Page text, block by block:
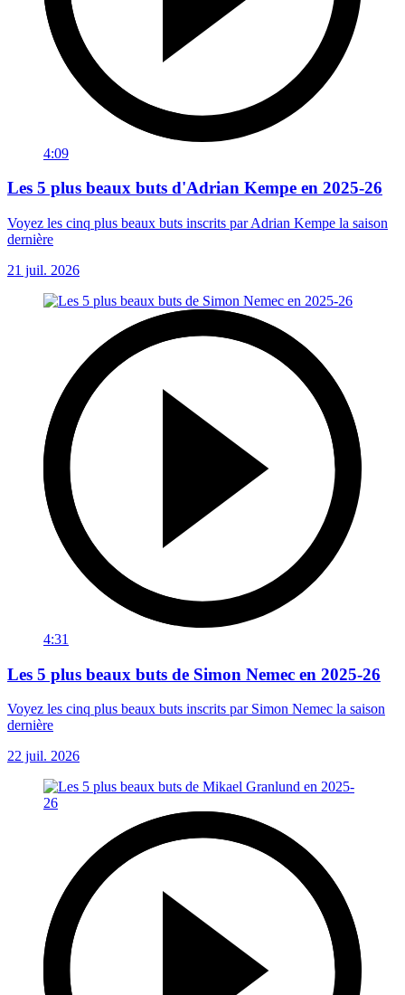
4:09
Les 5 plus beaux buts d'Adrian Kempe en 2025-26
Voyez les cinq plus beaux buts inscrits par Adrian Kempe la saison
dernière
21 juil. 2026
4:31
Les 5 plus beaux buts de Simon Nemec en 2025-26
Voyez les cinq plus beaux buts inscrits par Simon Nemec la saison
dernière
22 juil. 2026